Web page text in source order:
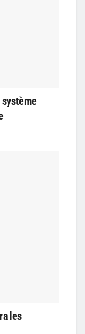
système
les